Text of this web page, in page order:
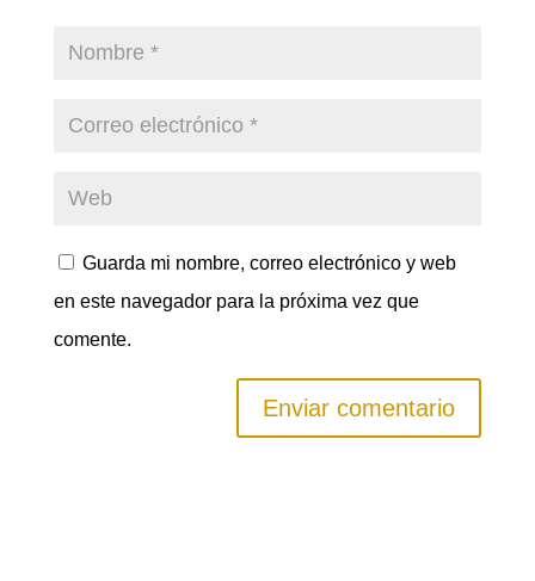
Guarda mi nombre, correo electrónico y web
en este navegador para la próxima vez que
comente.
Enviar comentario